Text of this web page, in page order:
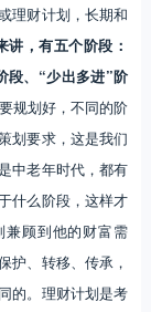
理财计划，长期和
讲，有五个阶段：
段、“少出多进”阶
规划好，不同的阶
划要求，这是我们
中老年时代，都有
什么阶段，这样才
顾到他的财富需
护、转移、传承，
的。理财计划是考